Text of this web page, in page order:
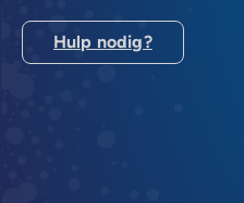
Hulp nodig?